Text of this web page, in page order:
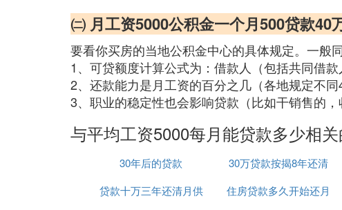
㈡ 月工资5000公积金一个月500贷款40
要看你买房的当地公积金中心的具体规定。一般
1、可贷额度计算公式为：借款人（包括共同借
2、还款能力是月工资的百分之几（各地规定不同
3、职业的稳定性也会影响贷款（比如干销售的，
与平均工资5000每月能贷款多少相
30年后的贷款
30万贷款按揭8年还清
月供多少
贷款十万三年还清月供
住房贷款多久开始还月